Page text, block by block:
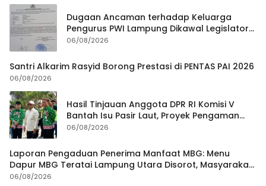
Dugaan Ancaman terhadap Keluarga
Pengurus PWI Lampung Dikawal Legislator
dan Jurnalis
06/08/2026
Santri Alkarim Rasyid Borong Prestasi di PENTAS PAI 2026
06/08/2026
Hasil Tinjauan Anggota DPR RI Komisi V
Bantah Isu Pasir Laut, Proyek Pengaman
Pantai Mandiri Sejati Dipastikan Sesuai
06/08/2026
Laporan Pengaduan Penerima Manfaat MBG: Menu
Dapur MBG Teratai Lampung Utara Disorot, Masyarakat
Minta Satgas Lakukan Investigasi
06/08/2026